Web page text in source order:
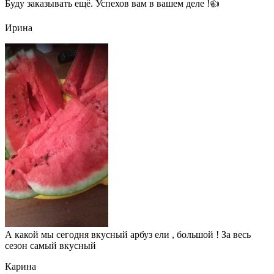
Буду заказывать ещё. Успехов вам в вашем деле !👍
Ирина
А какой мы сегодня вкусный арбуз ели , большой ! За весь
сезон самый вкусный
Карина